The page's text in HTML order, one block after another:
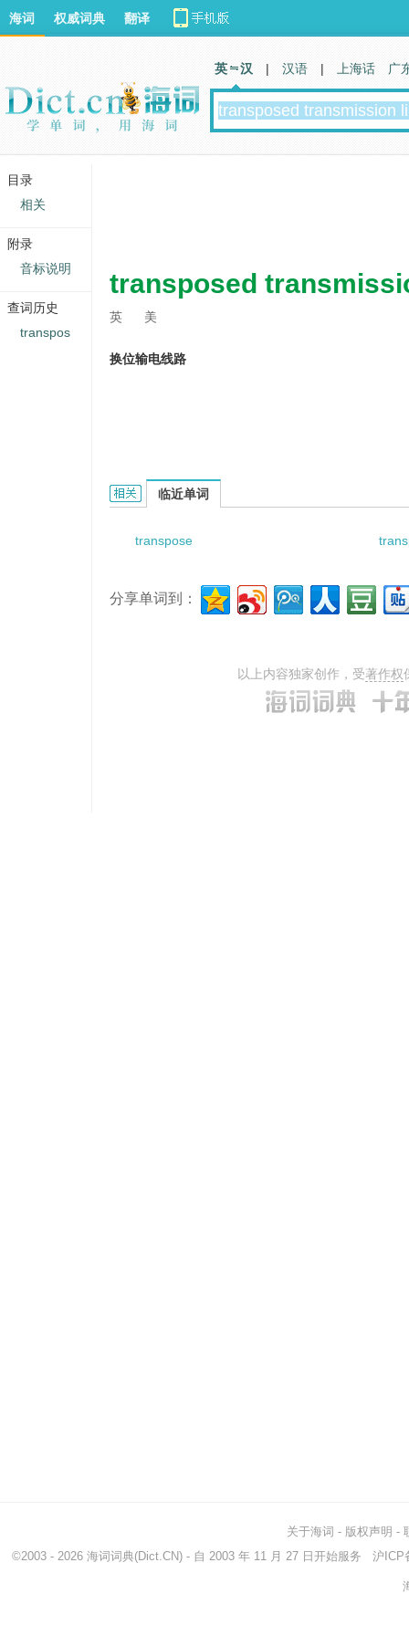
transposed
英 美
换位输电线路
transposed transmission line的相关资料：
临近单词
transpose
分享单词到：
以上内容独家创作，受著作权
海词 权威词典 翻译
英 汉 | 汉语 | 上海话 广
关于海词 - 版权声明 -
©2003 - 2026 海词词典(Dict.CN) - 自 2003 年 11 月 27 日开始服务 沪ICP
目录
相关
附录
音标说明
查词历史
transpos